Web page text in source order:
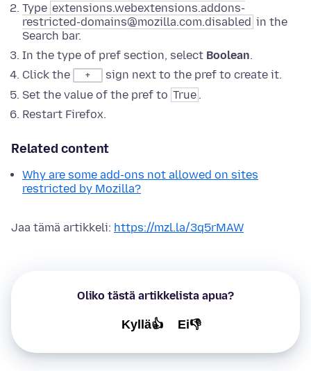
Type extensions.webextensions.addons-
restricted-domains@mozilla.com.disabled in the
Search bar.
In the type of pref section, select Boolean.
Click the
+
sign next to the pref to create it.
Set the value of the pref to True .
Restart Firefox.
Related content
Why are some add-ons not allowed on sites
restricted by Mozilla?
Jaa tämä artikkeli: https://mzl.la/3q5rMAW
Oliko tästä artikkelista apua?
Kyllä👍 Ei👎